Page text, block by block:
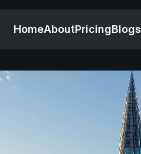
HomeAboutPricingBlogs